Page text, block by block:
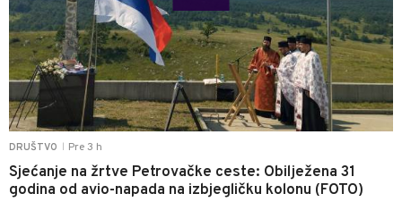
DRUŠTVO Pre 3 h
Sjećanje na žrtve Petrovačke ceste: Obilježena 31
godina od avio-napada na izbjegličku kolonu (FOTO)